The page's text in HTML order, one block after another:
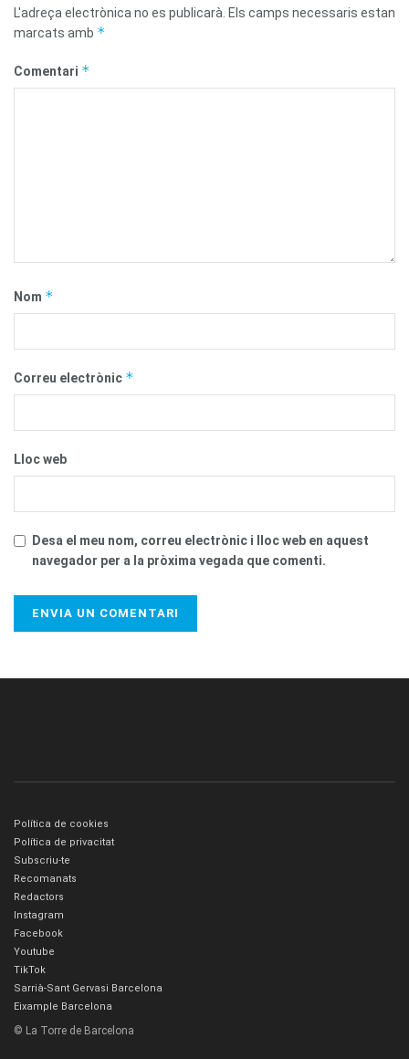
L'adreça electrònica no es publicarà. Els camps necessaris estan
marcats amb *
Comentari *
Nom *
Correu electrònic *
Lloc web
Desa el meu nom, correu electrònic i lloc web en aquest
navegador per a la pròxima vegada que comenti.
Política de cookies
Política de privacitat
Subscriu-te
Recomanats
Redactors
Instagram
Facebook
Youtube
TikTok
Sarrià-Sant Gervasi Barcelona
Eixample Barcelona
© La Torre de Barcelona